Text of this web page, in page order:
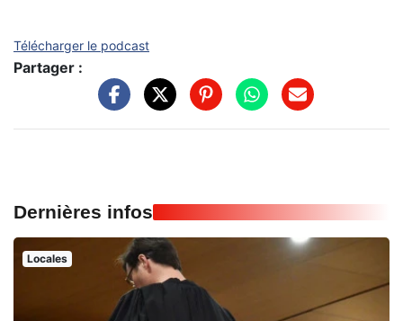
Télécharger le podcast
Partager :
Dernières infos
Locales